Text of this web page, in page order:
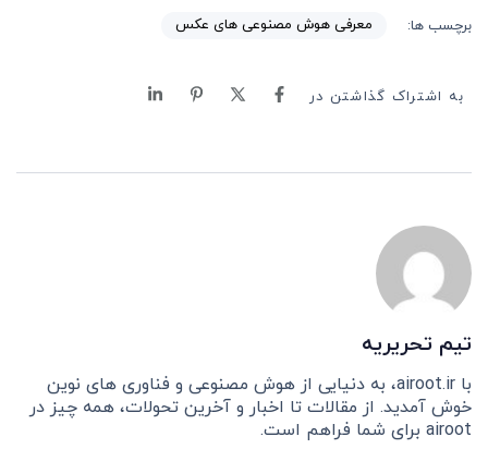
برچسب ها: معرفی هوش مصنوعی های عکس
به اشتراک گذاشتن در
تیم تحریریه
با airoot.ir، به دنیایی از هوش مصنوعی و فناوری های نوین
خوش آمدید. از مقالات تا اخبار و آخرین تحولات، همه چیز در
airoot برای شما فراهم است.